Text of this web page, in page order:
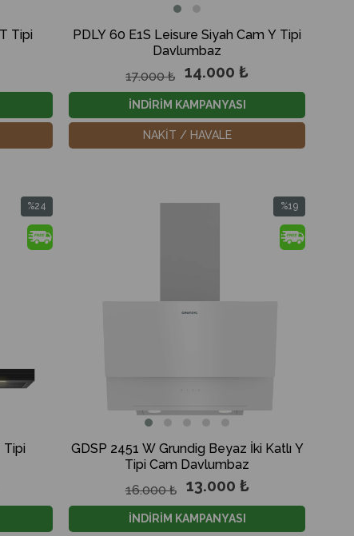
Tipi
PDLY 60 E1S Leisure Siyah Cam Y Tipi
Davlumbaz
14.000 ₺
17.000 ₺
İNDİRİM KAMPANYASI
NAKİT / HAVALE
Tipi
%24
İndirim
%24İndirim
GDSP 2451 W Grundig Beyaz İki Katlı Y
Tipi Cam Davlumbaz
13.000 ₺
16.000 ₺
%19
İndirim
%19İndirim
İNDİRİM KAMPANYASI